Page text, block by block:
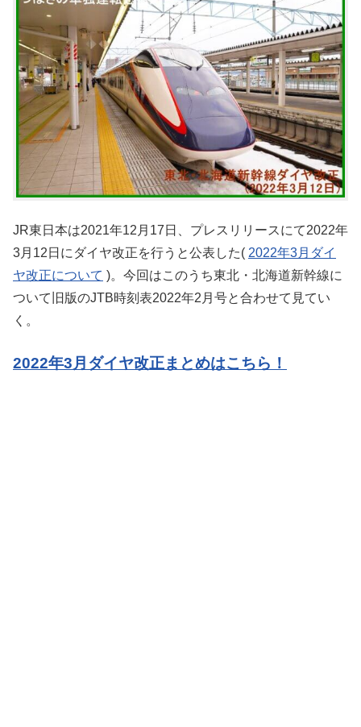
JR東日本は2021年12月17日、プレスリリースにて2022年
3月12日にダイヤ改正を行うと公表した( 2022年3月ダイ
ヤ改正について )。今回はこのうち東北・北海道新幹線に
ついて旧版のJTB時刻表2022年2月号と合わせて見てい
く。
2022年3月ダイヤ改正まとめはこちら！